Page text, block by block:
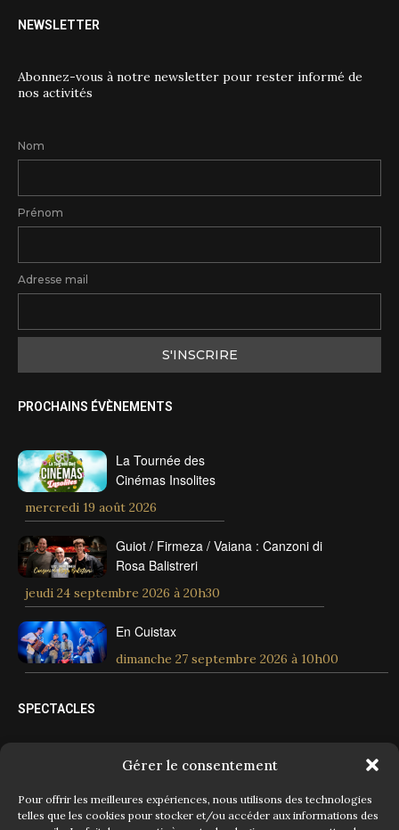
Gérer le consentement
Pour offrir les meilleures expériences, nous utilisons des technologies
telles que les cookies pour stocker et/ou accéder aux informations des
NEWSLETTER
Abonnez-vous à notre newsletter pour rester informé de
nos activités
Nom
Prénom
Adresse mail
PROCHAINS ÉVÈNEMENTS
La Tournée des
Cinémas Insolites
mercredi 19 août 2026
Guiot / Firmeza / Vaiana : Canzoni di
Rosa Balistreri
jeudi 24 septembre 2026 à 20h30
En Cuistax
dimanche 27 septembre 2026 à 10h00
SPECTACLES
Spectacles tout public
Spectacles jeune public